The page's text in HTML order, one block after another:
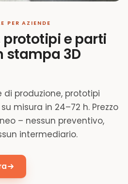
PER AZIENDE
prototipi e parti
stampa 3D
di produzione, prototipi
misura in 24–72 h. Prezzo
– nessun preventivo,
intermediario.